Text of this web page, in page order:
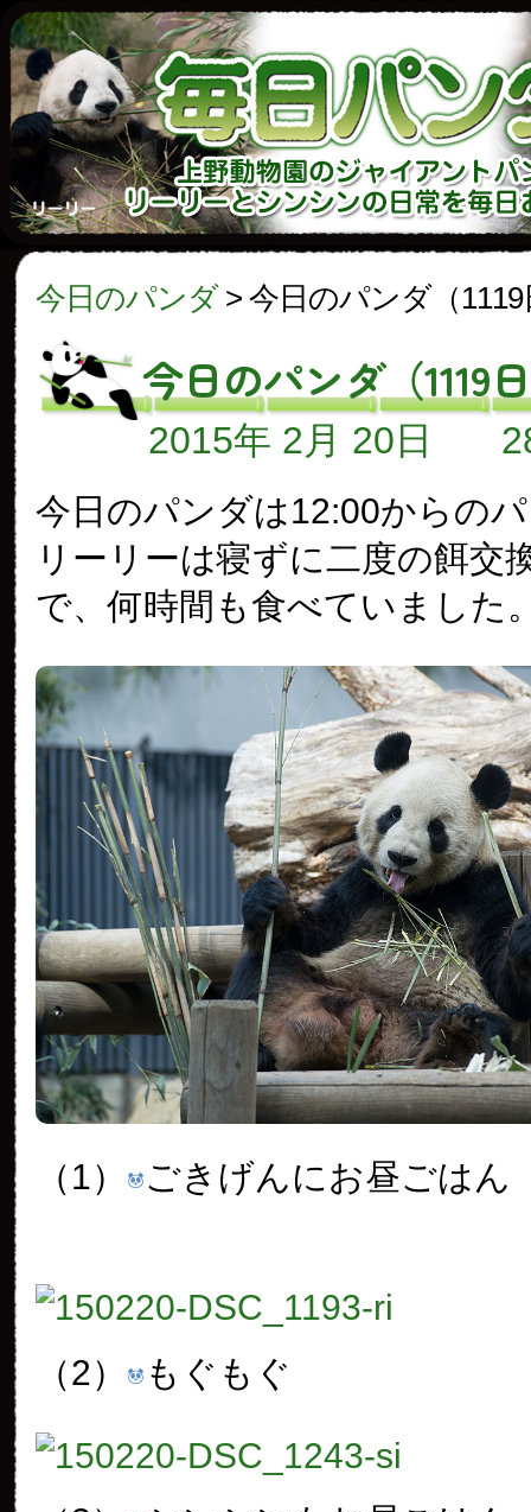
今日のパンダ> 今日のパンダ（1119
今日のパンダ（1119
2015年 2月 20日
今日のパンダは12:00からの
リーリーは寝ずに二度の餌交
で、何時間も食べていました
（1） ごきげんにお昼ごはん
（2） もぐもぐ